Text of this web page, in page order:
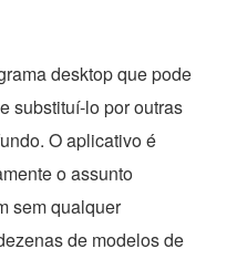
desktop que pode
substituí-lo por outras
O aplicativo é
o assunto
sem qualquer
de modelos de